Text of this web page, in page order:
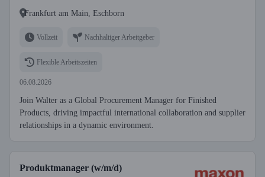
Frankfurt am Main, Eschborn
Vollzeit Nachhaltiger Arbeitgeber
Flexible Arbeitszeiten
06.08.2026
Join Walter as a Global Procurement Manager for Finished
Products, driving impactful international collaboration and supplier
relationships in a dynamic environment.
Produktmanager (w/m/d)